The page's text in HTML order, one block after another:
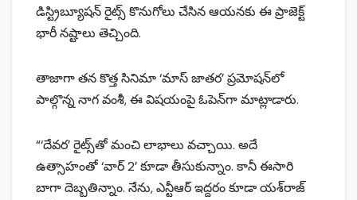
డిస్ట్రిబ్యూషన్ రైట్స్ కొనుగోలు చేసిన ఆయనకు ఈ ప్రాజెక్ట్
భారీ నష్టాలు తెచ్చింది.
తాజాగా తన కొత్త సినిమా ‘మాస్ జాతర’ ప్రమోషన్‌లో
పాల్గొన్న నాగ వంశీ, ఈ విషయంపై ఓపెన్‌గా మాట్లాడారు.
“‘దేవర’ రైట్స్‌తో మంచి లాభాలు వచ్చాయి. అదే
ఉత్సాహంతో ‘వార్ 2’ కూడా తీసుకున్నాం. కానీ ఈసారి
బాగా దెబ్బతిన్నాం. నేను, ఎన్టీఆర్ ఇద్దరం కూడా యశ్‌రాజ్